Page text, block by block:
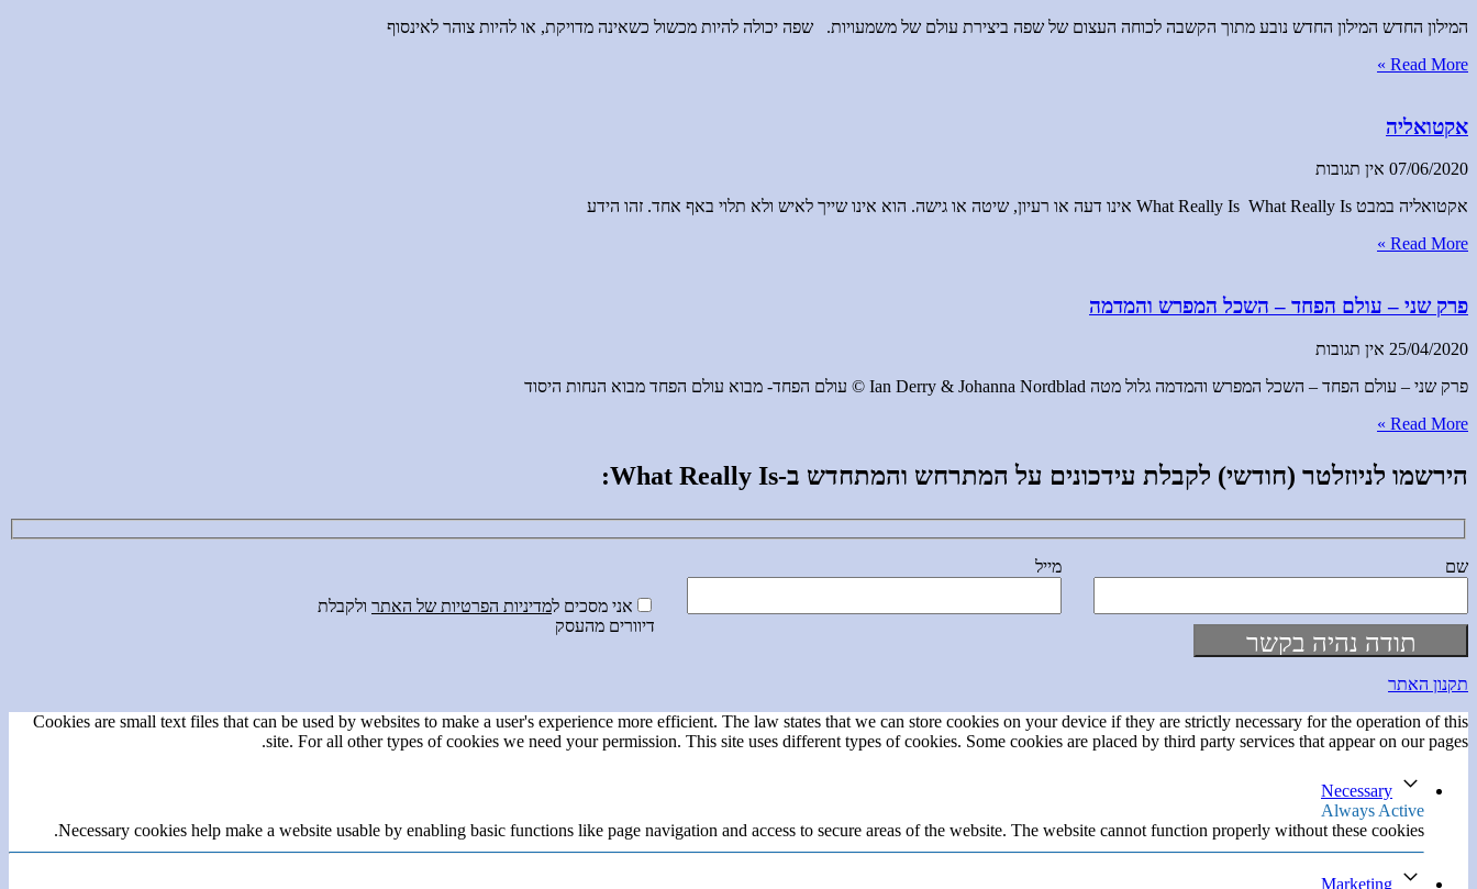
המילון החדש המילון החדש נובע מתוך הקשבה לכוחה העצום של שפה ביצירת עולם של משמעויות. שפה יכולה להיות מכשול כשאינה מדויקת, או להיות צוהר לאינסוף
Read More »
אקטואליה
07/06/2020 אין תגובות
אקטואליה במבט What Really Is What Really Is אינו דעה או רעיון, שיטה או גישה. הוא אינו שייך לאיש ולא תלוי באף אחד. זהו הידע
Read More »
פרק שני – עולם הפחד – השכל המפרש והמדמה
25/04/2020 אין תגובות
פרק שני – עולם הפחד – השכל המפרש והמדמה גלול מטה Ian Derry & Johanna Nordblad © עולם הפחד- מבוא עולם הפחד מבוא הנחות היסוד
Read More »
הירשמו לניוזלטר (חודשי) לקבלת עידכונים על המתרחש והמתחדש ב-What Really Is:
שם מייל
אני מסכים למדיניות הפרטיות של האתר ולקבלת
דיוורים מהעסק
תקנון האתר
Cookies are small text files that can be used by websites to make a user's experience more efficient. The law states that we can store cookies on your device if they are strictly necessary for the operation of this
site. For all other types of cookies we need your permission. This site uses different types of cookies. Some cookies are placed by third party services that appear on our pages.
Necessary
Always Active
Necessary cookies help make a website usable by enabling basic functions like page navigation and access to secure areas of the website. The website cannot function properly without these cookies.
Marketing